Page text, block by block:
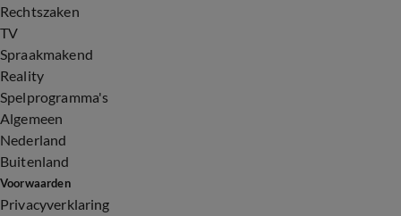
Rechtszaken
TV
Spraakmakend
Reality
Spelprogramma's
Algemeen
Nederland
Buitenland
Voorwaarden
Privacyverklaring